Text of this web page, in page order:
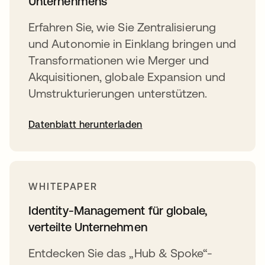
Erfahren Sie, wie Sie Zentralisierung
und Autonomie in Einklang bringen und
Transformationen wie Merger und
Akquisitionen, globale Expansion und
Umstrukturierungen unterstützen.
Datenblatt herunterladen
WHITEPAPER
Identity-Management für globale,
verteilte Unternehmen
Entdecken Sie das „Hub & Spoke“-